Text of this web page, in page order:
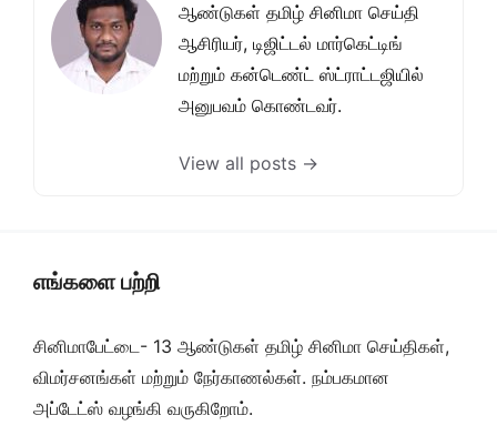
ஆண்டுகள் தமிழ் சினிமா செய்தி
ஆசிரியர், டிஜிட்டல் மார்கெட்டிங்
மற்றும் கன்டெண்ட் ஸ்ட்ராட்டஜியில்
அனுபவம் கொண்டவர்.
View all posts →
எங்களை பற்றி
சினிமாபேட்டை- 13 ஆண்டுகள் தமிழ் சினிமா செய்திகள்,
விமர்சனங்கள் மற்றும் நேர்காணல்கள். நம்பகமான
அப்டேட்ஸ் வழங்கி வருகிறோம்.